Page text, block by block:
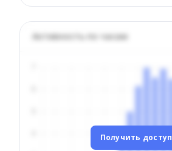
Активность по часам
Получить доступ